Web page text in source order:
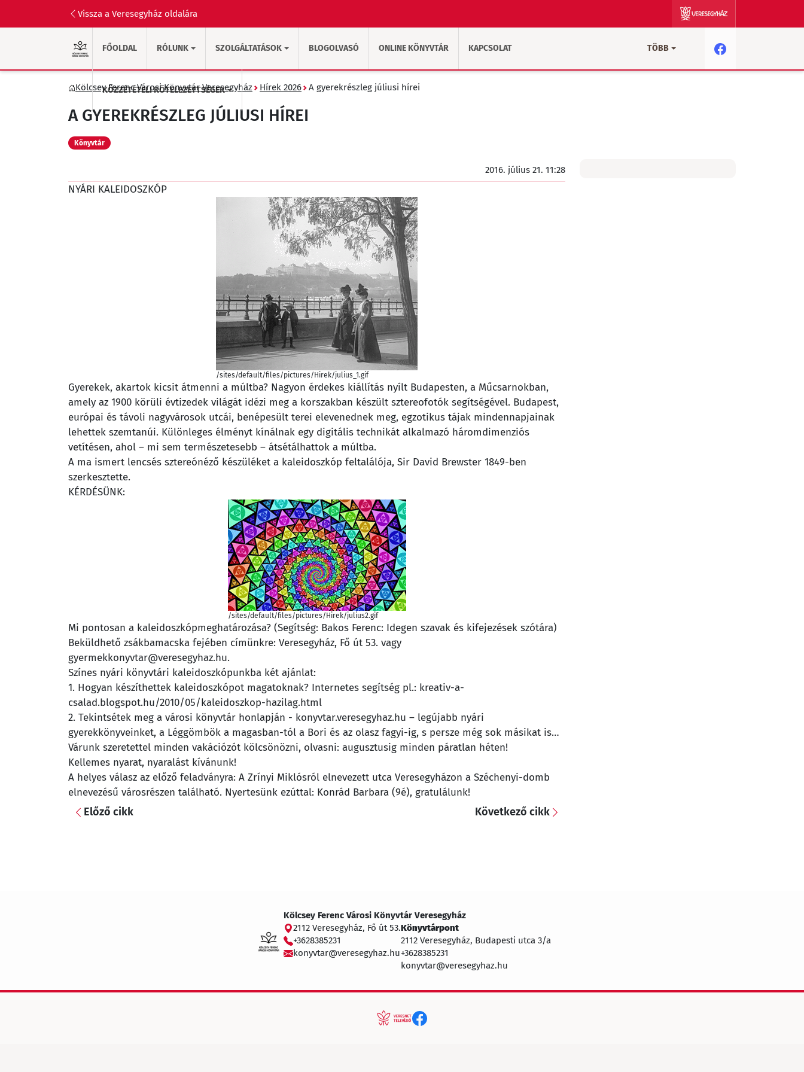
Vissza a Veresegyház oldalára
FŐOLDAL RÓLUNK SZOLGÁLTATÁSOK BLOGOLVASÓ ONLINE KÖNYVTÁR KAPCSOLAT
KÖZZÉTÉTELI KÖTELEZETTSÉGEK
TÖBB
Kölcsey Ferenc Városi Könyvtár Veresegyház Hírek 2026 A gyerekrészleg júliusi hírei
A GYEREKRÉSZLEG JÚLIUSI HÍREI
Könyvtár
2016. július 21. 11:28
NYÁRI KALEIDOSZKÓP
/sites/default/files/pictures/Hirek/julius_1.gif
Gyerekek, akartok kicsit átmenni a múltba? Nagyon érdekes kiállítás nyílt Budapesten, a Műcsarnokban,
amely az 1900 körüli évtizedek világát idézi meg a korszakban készült sztereofotók segítségével. Budapest,
európai és távoli nagyvárosok utcái, benépesült terei elevenednek meg, egzotikus tájak mindennapjainak
lehettek szemtanúi. Különleges élményt kínálnak egy digitális technikát alkalmazó háromdimenziós
vetítésen, ahol – mi sem természetesebb – átsétálhattok a múltba.
A ma ismert lencsés sztereónéző készüléket a kaleidoszkóp feltalálója, Sir David Brewster 1849-ben
szerkesztette.
KÉRDÉSÜNK:
/sites/default/files/pictures/Hirek/julius2.gif
Mi pontosan a kaleidoszkópmeghatározása? (Segítség: Bakos Ferenc: Idegen szavak és kifejezések szótára)
Beküldhető zsákbamacska fejében címünkre: Veresegyház, Fő út 53. vagy
gyermekkonyvtar@veresegyhaz.hu.
Színes nyári könyvtári kaleidoszkópunkba két ajánlat:
1. Hogyan készíthettek kaleidoszkópot magatoknak? Internetes segítség pl.: kreativ-a-
csalad.blogspot.hu/2010/05/kaleidoszkop-hazilag.html
2. Tekintsétek meg a városi könyvtár honlapján - konyvtar.veresegyhaz.hu – legújabb nyári
gyerekkönyveinket, a Léggömbök a magasban-tól a Bori és az olasz fagyi-ig, s persze még sok másikat is…
Várunk szeretettel minden vakációzót kölcsönözni, olvasni: augusztusig minden páratlan héten!
Kellemes nyarat, nyaralást kívánunk!
A helyes válasz az előző feladványra: A Zrínyi Miklósról elnevezett utca Veresegyházon a Széchenyi-domb
elnevezésű városrészen található. Nyertesünk ezúttal: Konrád Barbara (9é), gratulálunk!
Előző cikk Következő cikk
Kölcsey Ferenc Városi Könyvtár Veresegyház
2112 Veresegyház, Fő út 53.
+3628385231
konyvtar@veresegyhaz.hu
Könyvtárpont
2112 Veresegyház, Budapesti utca 3/a
+3628385231
konyvtar@veresegyhaz.hu